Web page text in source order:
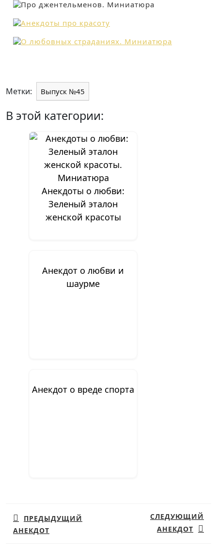
Метки: Выпуск №45
В этой категории:
Анекдоты о любви:
Зеленый эталон
женской красоты
Анекдот о любви и
шаурме
Анекдот о вреде спорта
записям
ПРЕДЫДУЩИЙ
АНЕКДОТ
СЛЕДУЮЩИЙ
АНЕКДОТ